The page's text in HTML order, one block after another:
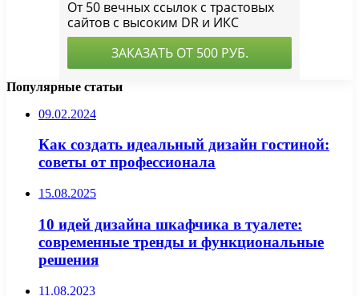
Популярные статьи
09.02.2024
Как создать идеальный дизайн гостиной:
советы от профессионала
15.08.2025
10 идей дизайна шкафчика в туалете:
современные тренды и функциональные
решения
11.08.2023